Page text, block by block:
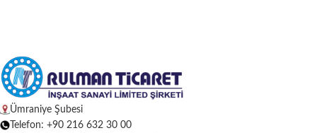
Ümraniye Şubesi
Telefon: +90 216 632 30 00